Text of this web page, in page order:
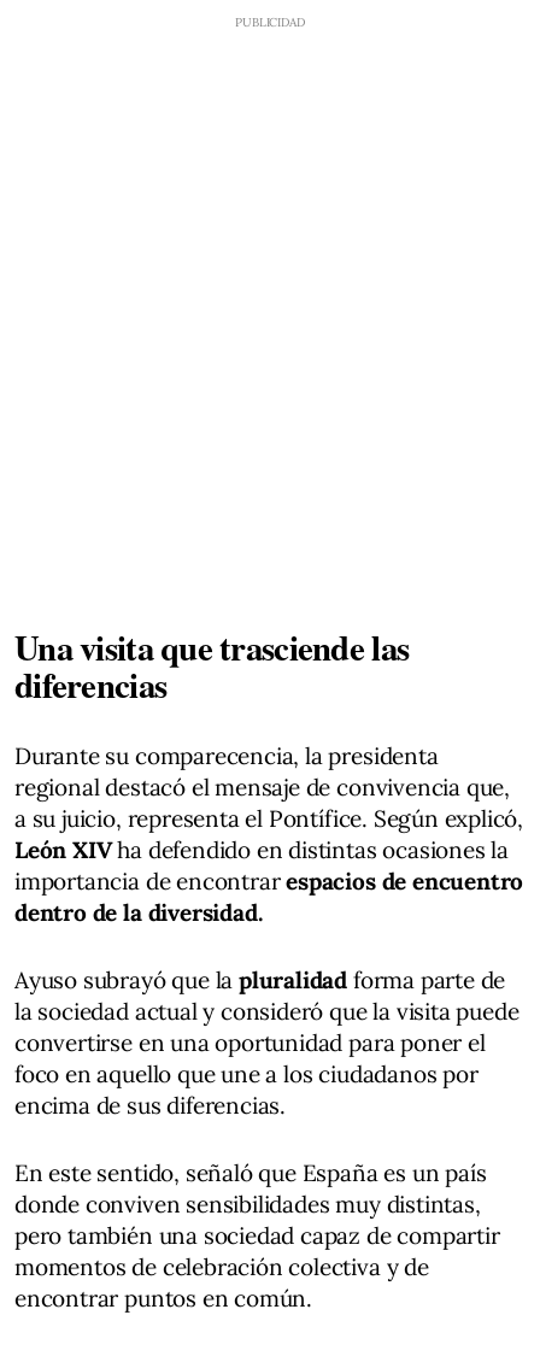
Una visita que trasciende las
diferencias
Durante su comparecencia, la presidenta
regional destacó el mensaje de convivencia que,
a su juicio, representa el Pontífice. Según explicó,
León XIVha defendido en distintas ocasiones la
importancia de encontrarespacios de encuentro
dentro de la diversidad.
Ayuso subrayó que lapluralidad forma parte de
la sociedad actual y consideró que la visita puede
convertirse en una oportunidad para poner el
foco en aquello que une a los ciudadanos por
encima de sus diferencias.
En este sentido, señaló que España es un país
donde conviven sensibilidades muy distintas,
pero también una sociedad capaz de compartir
momentos de celebración colectiva y de
encontrar puntos en común.